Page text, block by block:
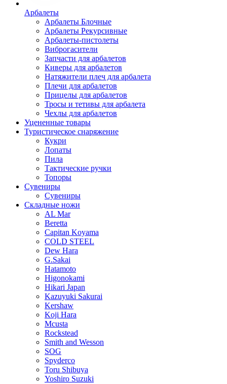
Арбалеты
Арбалеты Блочные
Арбалеты Рекурсивные
Арбалеты-пистолеты
Виброгасители
Запчасти для арбалетов
Киверы для арбалетов
Натяжители плеч для арбалета
Плечи для арбалетов
Прицелы для арбалетов
Тросы и тетивы для арбалета
Чехлы для арбалетов
Уцененные товары
Туристическое снаряжение
Кукри
Лопаты
Пила
Тактические ручки
Топоры
Сувениры
Сувениры
Складные ножи
AL Mar
Beretta
Capitan Koyama
COLD STEEL
Dew Hara
G.Sakai
Hatamoto
Higonokami
Hikari Japan
Kazuyuki Sakurai
Kershaw
Koji Hara
Mcusta
Rockstead
Smith and Wesson
SOG
Spyderco
Toru Shibuya
Yoshiro Suzuki